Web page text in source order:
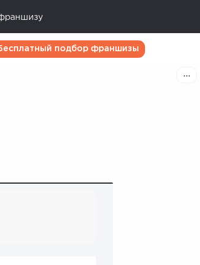
подбор франшизы